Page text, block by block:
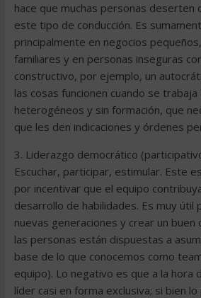
hace que muchas personas deserten
este tipo de conducción. Es
principalmente en negocios
familiares y en personas inseguras
constructivo, por ejemplo, un
las cosas funcionen cuando se
heterogéneos y sin formación, que
que les den indicaciones y órdenes
3. Liderazgo democrático
Escuchar, participar, estimular. Este
por incentivar que el equipo
desarrollo de habilidades. Es muy útil
nuevas generaciones y crear un buen
las personas están dispuestas a
base de lo que conocemos como
equipo). Lo negativo es que a la hora
líder casi en forma exclusiva; si bien